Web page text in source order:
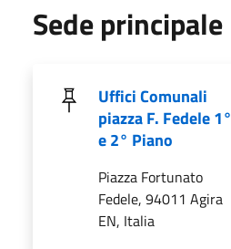
Sede principale
Uffici Comunali
piazza F. Fedele 1°
e 2° Piano
Piazza Fortunato
Fedele, 94011 Agira
EN, Italia